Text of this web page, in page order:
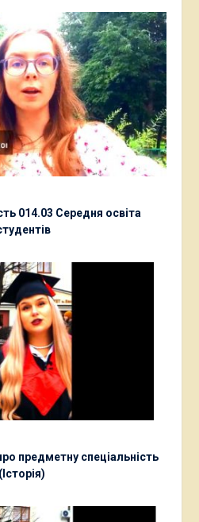
014.03 Середня освіта
предметну спеціальність